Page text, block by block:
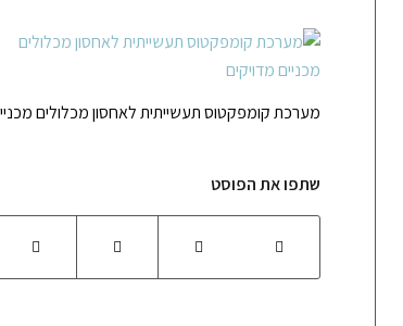
מערכת קומפקטוס תעשייתית לאחסון מכלולים
שתפו את הפוסט